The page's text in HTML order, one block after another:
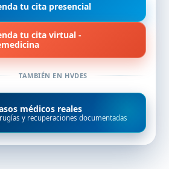
tu cita presencial
tu cita virtual -
TAMBIÉN EN HVDES
médicos reales
y recuperaciones documentadas